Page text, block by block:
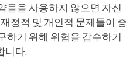
물을 사용하지 않으면 자신
정적 및 개인적 문제들이 증
하기 위해 위험을 감수하기
니다.